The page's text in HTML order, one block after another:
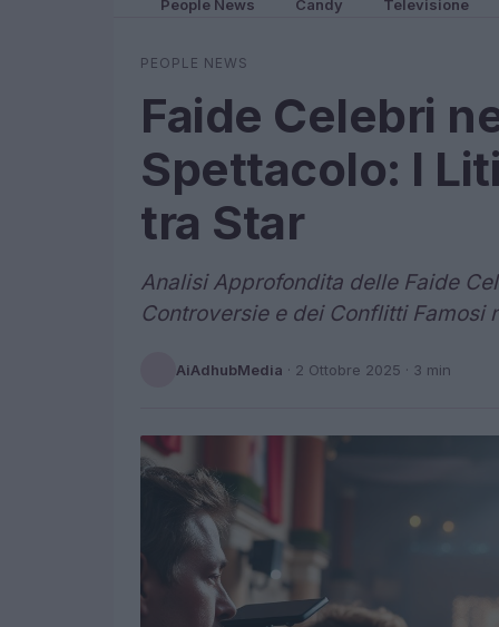
People News Candy Televisione
PEOPLE NEWS
Faide Celebri
Spettacolo: I
tra Star
Analisi Approfondita delle Faide
Controversie e dei Conflitti Famosi
AiAdhubMedia · 2 Ottobre 2025 · 3 min